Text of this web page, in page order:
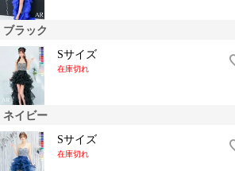
ブラック
Sサイズ
在庫切れ
ネイビー
Sサイズ
在庫切れ